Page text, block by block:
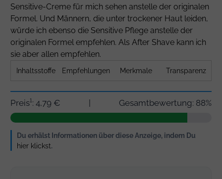
Sensitive-Creme für mich sehen anstelle der originalen
Formel. Und Männern, die unter trockener Haut leiden,
würde ich ebenso die Sensitive Pflege anstelle der
originalen Formel empfehlen. Als After Shave kann ich
sie aber allen empfehlen.
Inhaltsstoffe Empfehlungen Merkmale Transparenz
Preis¹: 4,79 € | Gesamtbewertung: 88%
Du erhälst Informationen über diese Anzeige, indem Du
hier klickst.